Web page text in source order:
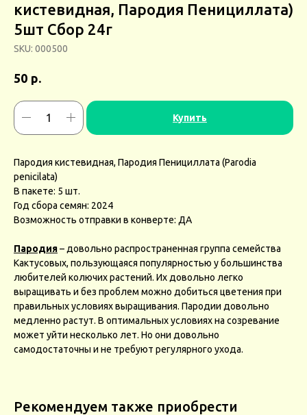
кистевидная, Пародия Пенициллата)
5шт Сбор 24г
SKU: 000500
50 р.
Купить
Пародия кистевидная, Пародия Пенициллата (Parodia
penicilata)
В пакете: 5 шт.
Год сбора семян: 2024
Возможность отправки в конверте: ДА
Пародия– довольно распространенная группа семейства
Кактусовых, пользующаяся популярностью у большинства
любителей колючих растений. Их довольно легко
выращивать и без проблем можно добиться цветения при
правильных условиях выращивания. Пародии довольно
медленно растут. В оптимальных условиях на созревание
может уйти несколько лет. Но они довольно
самодостаточны и не требуют регулярного ухода.
Рекомендуем также приобрести